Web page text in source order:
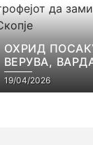
ОХРИД
ВЕРУВА,
ДОЗВОЛУВА
ТРОФЕЈОТ ДА
19/04/2026